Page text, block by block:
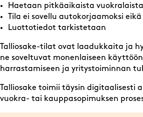
Haetaan pitkäaikaista vuokralaista
Tila ei sovellu autokorjaamoksi
Luottotiedot tarkistetaan
Talliosake-tilat ovat laadukkaita ja
ne soveltuvat monenlaiseen
harrastamiseen ja yritystoiminnan
Talliosake toimii täysin digitaalisesti
vuokra- tai kauppasopimuksen